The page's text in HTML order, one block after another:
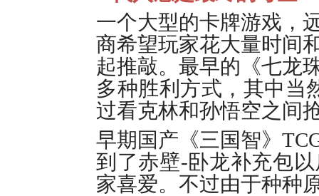
一个大型的卡牌游戏，
商希望玩家花大量时间
起推敲。最早的《七龙
多种胜利方式，其中当
过看克林和孙悟空之间
早期国产《三国智》
到了赤壁-卧龙补充包
家喜爱。不过由于种种